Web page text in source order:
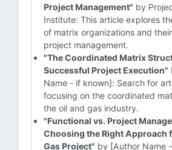
Project Management" by
Institute: This article explores
of matrix organizations and
project management.
"The Coordinated Matrix
Successful Project Execution"
Name - if known]: Search for
focusing on the coordinated
the oil and gas industry.
"Functional vs. Project
Choosing the Right Approach
Gas Project" by [Author Name